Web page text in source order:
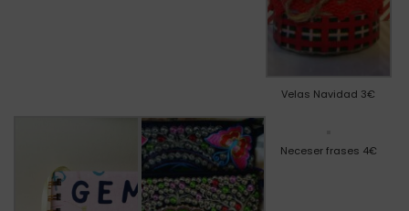
Velas Navidad 3€
Neceser frases 4€